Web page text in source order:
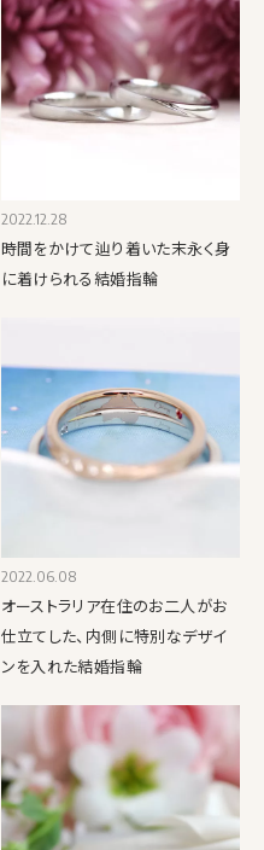
2022.12.28
時間をかけて辿り着いた末永く身
に着けられる結婚指輪
2022.06.08
オーストラリア在住のお二人がお
仕立てした、内側に特別なデザイ
ンを入れた結婚指輪